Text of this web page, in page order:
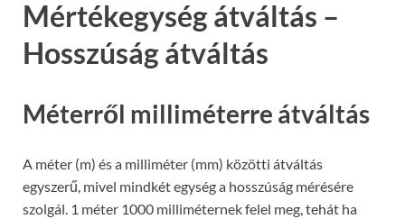
Mértékegység átváltás –
Hosszúság átváltás
Méterről milliméterre átváltás
A méter (m) és a milliméter (mm) közötti átváltás
egyszerű, mivel mindkét egység a hosszúság mérésére
szolgál. 1 méter 1000 milliméternek felel meg, tehát ha